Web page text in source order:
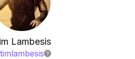
Lambesis
timlambesis